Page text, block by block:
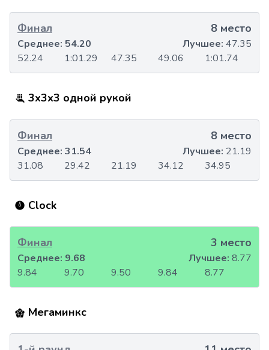
Финал 8 место
52.24 1:01.29 47.35 49.06 1:01.74
Среднее: 54.20 Лучшее: 47.35
3x3x3 одной рукой
Финал 8 место
31.08 29.42 21.19 34.12 34.95
Среднее: 31.54 Лучшее: 21.19
Clock
Финал 3 место
9.84 9.70 9.50 9.84 8.77
Среднее: 9.68 Лучшее: 8.77
Мегаминкс